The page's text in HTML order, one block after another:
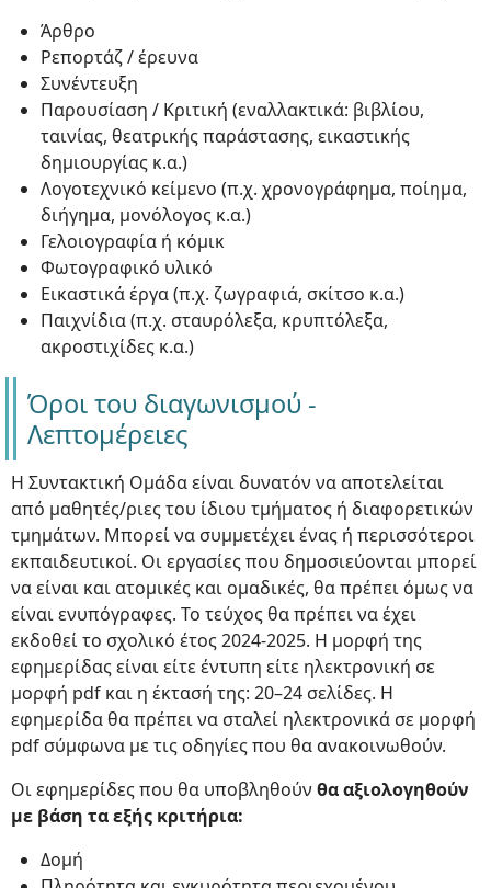
Άρθρο
Ρεπορτάζ / έρευνα
Συνέντευξη
Παρουσίαση / Κριτική (εναλλακτικά: βιβλίου,
ταινίας, θεατρικής παράστασης, εικαστικής
δημιουργίας κ.α.)
Λογοτεχνικό κείμενο (π.χ. χρονογράφημα, ποίημα,
διήγημα, μονόλογος κ.α.)
Γελοιογραφία ή κόμικ
Φωτογραφικό υλικό
Εικαστικά έργα (π.χ. ζωγραφιά, σκίτσο κ.α.)
Παιχνίδια (π.χ. σταυρόλεξα, κρυπτόλεξα,
ακροστιχίδες κ.α.)
Όροι του διαγωνισμού -
Λεπτομέρειες
Η Συντακτική Ομάδα είναι δυνατόν να αποτελείται
από μαθητές/ριες του ίδιου τμήματος ή διαφορετικών
τμημάτων. Μπορεί να συμμετέχει ένας ή περισσότεροι
εκπαιδευτικοί. Οι εργασίες που δημοσιεύονται μπορεί
να είναι και ατομικές και ομαδικές, θα πρέπει όμως να
είναι ενυπόγραφες. Το τεύχος θα πρέπει να έχει
εκδοθεί το σχολικό έτος 2024-2025. Η μορφή της
εφημερίδας είναι είτε έντυπη είτε ηλεκτρονική σε
μορφή pdf και η έκτασή της: 20–24 σελίδες. Η
εφημερίδα θα πρέπει να σταλεί ηλεκτρονικά σε μορφή
pdf σύμφωνα με τις οδηγίες που θα ανακοινωθούν.
Οι εφημερίδες που θα υποβληθούν θα αξιολογηθούν
με βάση τα εξής κριτήρια:
Δομή